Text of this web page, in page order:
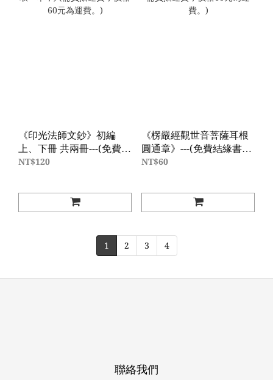
《印光法師文鈔》初編
上、下冊 共兩冊---(免費結
緣書籍，每人同本經書限
NT$120
《楞嚴經觀世音菩薩耳根
圓通章》---(免費結緣書
籍，每人同本經書限結緣
NT$60
1 2 3 4
聯絡我們